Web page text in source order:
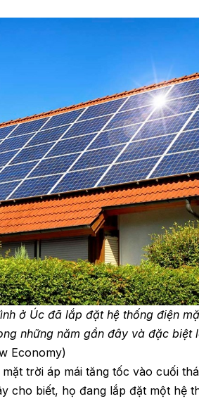
ở Úc đã lắp đặt hệ thống điện
những năm gần đây và đặc
Economy)
trời áp mái tăng tốc vào cuối
cho biết, họ đang lắp đặt một hệ